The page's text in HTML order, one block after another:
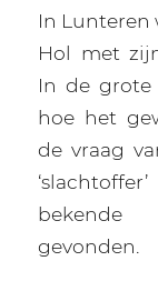
In Lunteren
Hol met
In de grote
hoe het
de vraag
bekende
gevonden.